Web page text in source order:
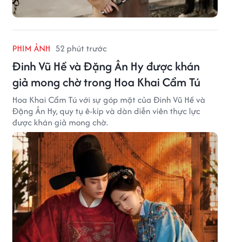
PHIM ẢNH 52 phút trước
Đinh Vũ Hề và Đặng Ân Hy được khán
giả mong chờ trong Hoa Khai Cẩm Tú
Hoa Khai Cẩm Tú với sự góp mặt của Đinh Vũ Hề và
Đặng Ân Hy, quy tụ ê-kíp và dàn diễn viên thực lực
được khán giả mong chờ.